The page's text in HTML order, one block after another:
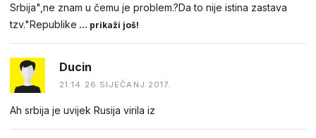
Srbija",ne znam u čemu je problem.?Da to nije istina zastava
tzv."Republike ... prikaži još!
Ducin
21:14 26.SIJEČANJ 2017.
Ah srbija je uvijek Rusija virila iz